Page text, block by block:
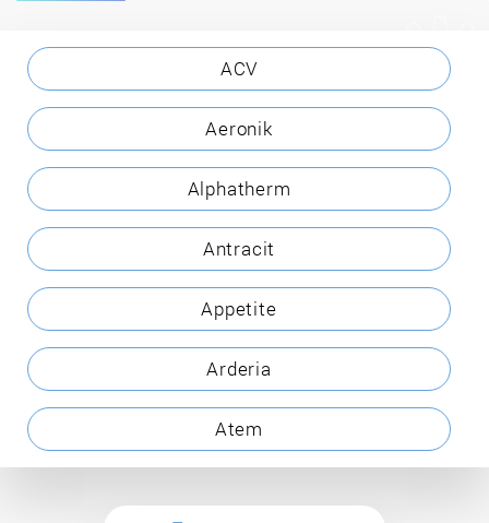
ACV
Aeronik
Alphatherm
Antracit
Appetite
Arderia
Atem